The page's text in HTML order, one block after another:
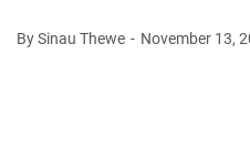
By Sinau Thewe November 13,